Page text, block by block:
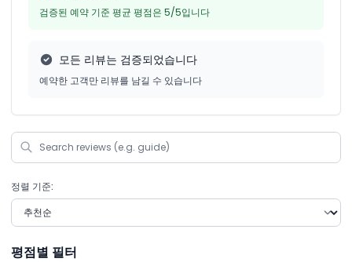
검증된 예약 기준 평균 평점은 5/5입니다
모든 리뷰는 검증되었습니다
예약한 고객만 리뷰를 남길 수 있습니다
정렬 기준:
평점별 필터